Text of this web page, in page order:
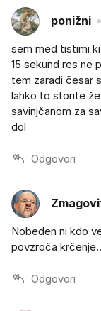
ponižni
sem med tistimi
15 sekund res ne
tem zaradi česar
lahko to storite
savinjčanom za
dol
Odgovori
Nobeden ni kdo
povzroča
Odgovori